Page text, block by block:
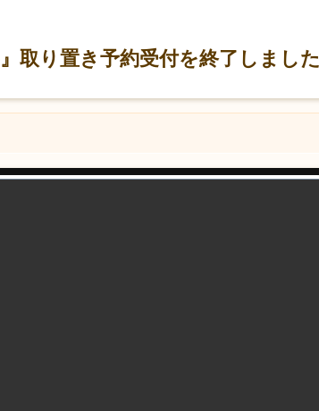
取り置き予約受付を終了しました